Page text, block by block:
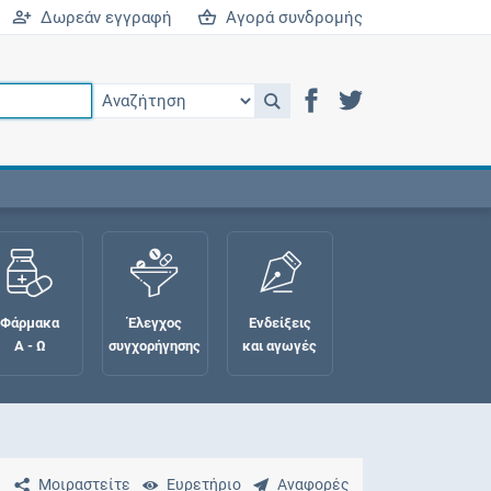
Δωρεάν εγγραφή Αγορά συνδρομής
Φάρμακα
Α - Ω
Έλεγχος
συγχορήγησης
Ενδείξεις
και αγωγές
Μοιραστείτε Ευρετήριο Αναφορές